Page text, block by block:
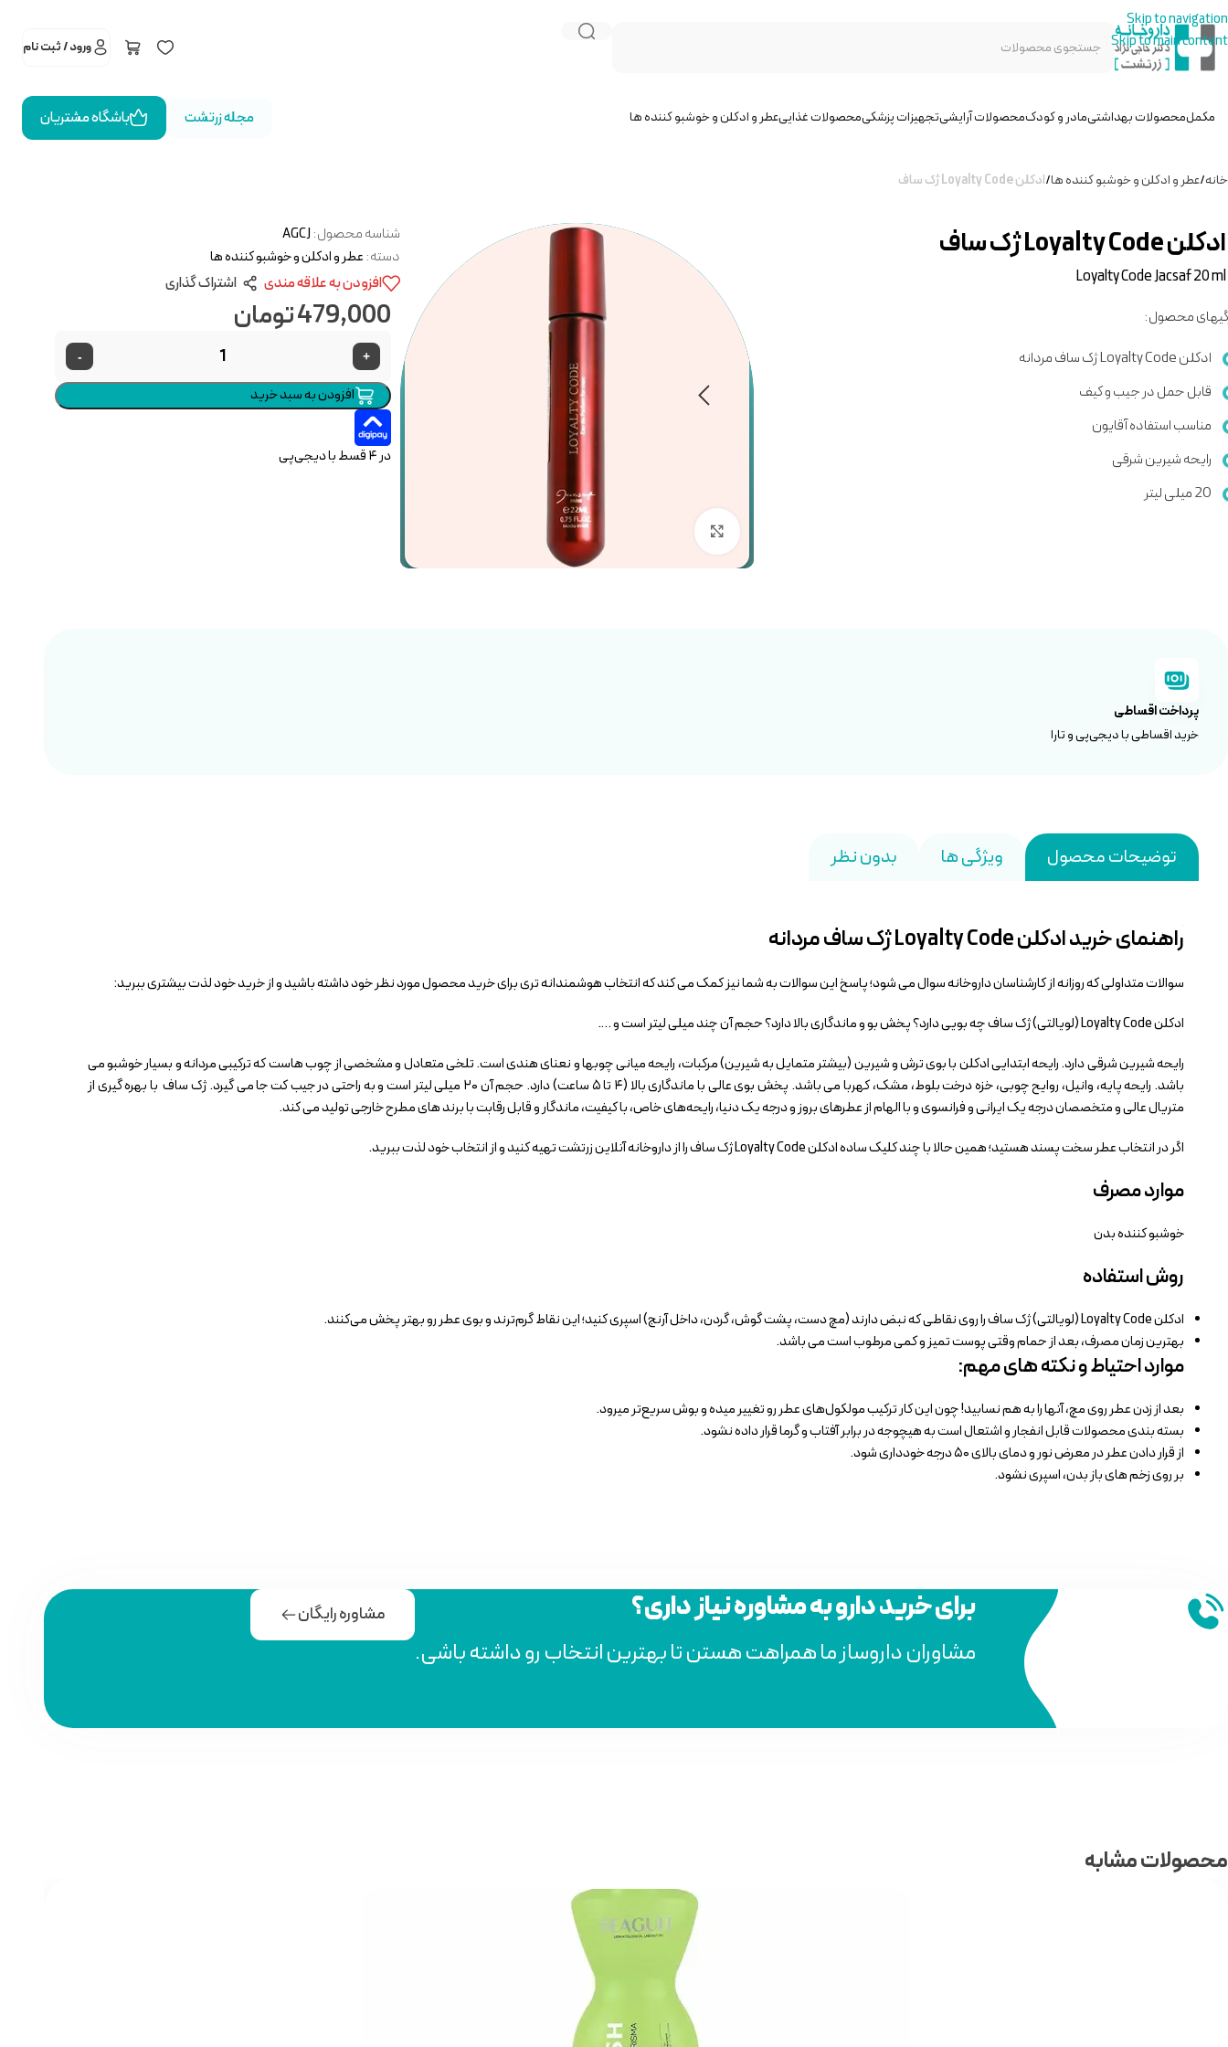
Skip to navigation
Skip to main content
ورود / ثبت نام
مکملمحصولات بهداشتیمادر و کودکمحصولات آرایشیتجهیزات پزشکیمحصولات غذاییعطر و ادکلن و خوشبو کننده ها مجله زرتشت باشگاه مشتریان
خانه/عطر و ادکلن و خوشبو کننده ها/ادکلن Loyalty Code ژک ساف
ادکلن Loyalty Code ژک ساف
Loyalty Code Jacsaf 20 ml
محصول:
ادکلن Loyalty Code ژک ساف مردانه
قابل حمل در جیب و کیف
مناسب استفاده آقایون
رایحه شیرین شرقی
20 میلی لیتر
شناسه محصول: AGCJ
دسته: عطر و ادکلن و خوشبو کننده ها
افزودن به علاقه مندی اشتراک گذاری
479,000تومان
- +
افزودن به سبد خرید
در ۴ قسط با دیجی‌پی
پرداخت اقساطی
خرید اقساطی با دیجی‌پی و تارا
توضیحات محصول ویژگی ها بدون نظر
راهنمای خرید ادکلن Loyalty Code ژک ساف مردانه
سوالات متداولی که روزانه از کارشناسان داروخانه سوال می شود؛ پاسخ این سوالات به شما نیز کمک می کند که انتخاب هوشمندانه تری برای خرید محصول مورد نظر خود داشته باشید و از خرید خود لذت بیشتری ببرید:
ادکلن Loyalty Code (لویالتی) ژک ساف چه بویی دارد؟ پخش بو و ماندگاری بالا دارد؟ حجم آن چند میلی لیتر است و ….
رایحه شیرین شرقی دارد. رایحه ابتدایی ادکلن با بوی ترش و شیرین (بیشتر متمایل به شیرین) مرکبات، رایحه میانی چوبها و نعنای هندی است. تلخی متعادل و مشخصی از چوب هاست که ترکیبی مردانه و بسیار خوشبو می
باشد. رایحه پایه، وانیل، روایح چوبی، خزه درخت بلوط، مشک، کهربا می باشد. پخش بوی عالی با ماندگاری بالا (۴ تا ۵ ساعت) دارد. حجم آن ۲۰ میلی لیتر است و به راحتی در جیب کت جا می گیرد. ژک ساف با بهره گیری از
متریال عالی و متخصصان درجه یک ایرانی و فرانسوی و با الهام از عطرهای بروز و درجه یک دنیا، رایحه‌های خاص، با کیفیت، ماندگار و قابل رقابت با برند های مطرح خارجی تولید می کند.
اگر در انتخاب عطر سخت پسند هستید؛ همین حالا با چند کلیک ساده ادکلن Loyalty Code ژک ساف را از داروخانه آنلاین زرتشت تهیه کنید و از انتخاب خود لذت ببرید.
موارد مصرف
خوشبو کننده بدن
روش استفاده
ادکلن Loyalty Code (لویالتی) ژک ساف را روی نقاطی که نبض دارند (مچ دست، پشت گوش، گردن، داخل آرنج) اسپری کنید؛ این نقاط گرم‌ترند و بوی عطر رو بهتر پخش می‌کنند.
بهترین زمان مصرف، بعد از حمام وقتی پوست تمیز و کمی مرطوب است می باشد.
موارد احتیاط و نکته های مهم:
بعد از زدن عطر روی مچ، آنها را به هم نسابید! چون این کار ترکیب مولکول‌های عطر رو تغییر میده و بوش سریع‌تر میرود.
بسته بندی محصولات قابل انفجار و اشتعال است به هیچوجه در برابر آفتاب و گرما قرار داده نشود.
از قرار دادن عطر در معرض نور و دمای بالای ۵۰ درجه خودداری شود.
بر روی زخم های باز بدن، اسپری نشود.
برای خرید دارو به مشاوره نیاز داری؟
مشاوران داروساز ما همراهت هستن تا بهترین انتخاب رو داشته باشی.
مشاوره رایگان
محصولات مشابه